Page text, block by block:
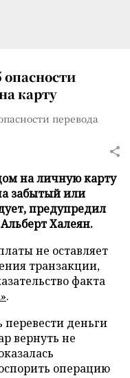
карту
перевода
на личную карту
забытый или
предупредил
Халеян.
не оставляет
транзакции,
факта
.
перевести деньги
вернуть не
операцию